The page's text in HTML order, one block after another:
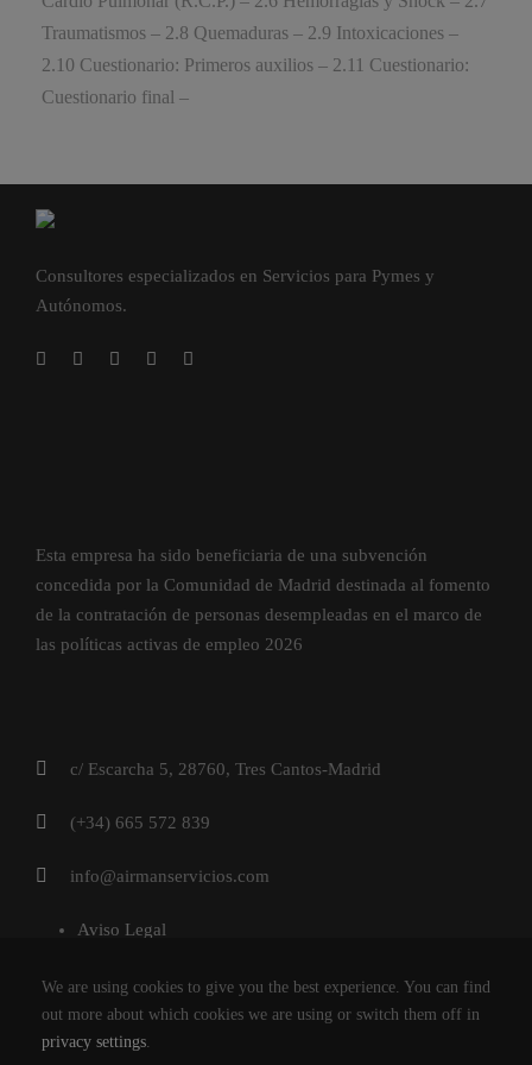
Traumatismos – 2.8 Quemaduras – 2.9 Intoxicaciones –
2.10 Cuestionario: Primeros auxilios – 2.11 Cuestionario:
Cuestionario final –
Consultores especializados en Servicios para Pymes y
Autónomos.
Esta empresa ha sido beneficiaria de una subvención
concedida por la Comunidad de Madrid destinada al fomento
de la contratación de personas desempleadas en el marco de
las políticas activas de empleo 2026
c/ Escarcha 5, 28760, Tres Cantos-Madrid
(+34) 665 572 839
info@airmanservicios.com
Aviso Legal
Política de Cookies
We are using cookies to give you the best experience. You can find
out more about which cookies we are using or switch them off in
privacy settings.